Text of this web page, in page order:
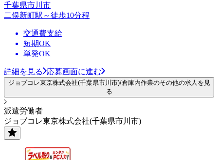
千葉県市川市
二俣新町駅～徒歩10分程
交通費支給
短期OK
単発OK
詳細を見る 応募画面に進む
ジョブコレ東京株式会社(千葉県市川市)/倉庫内作業のその他の求人を見
る
派遣労働者
ジョブコレ東京株式会社(千葉県市川市)